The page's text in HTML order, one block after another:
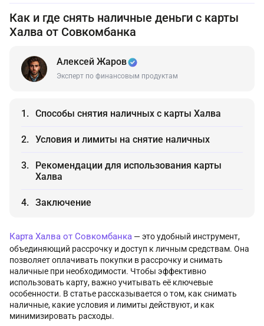
Как и где снять наличные деньги с карты
Халва от Совкомбанка
Алексей Жаров
Эксперт по финансовым продуктам
Способы снятия наличных с карты Халва
Условия и лимиты на снятие наличных
Рекомендации для использования карты
Халва
Заключение
Карта Халва от Совкомбанка — это удобный инструмент,
объединяющий рассрочку и доступ к личным средствам. Она
позволяет оплачивать покупки в рассрочку и снимать
наличные при необходимости. Чтобы эффективно
использовать карту, важно учитывать её ключевые
особенности. В статье рассказывается о том, как снимать
наличные, какие условия и лимиты действуют, и как
минимизировать расходы.